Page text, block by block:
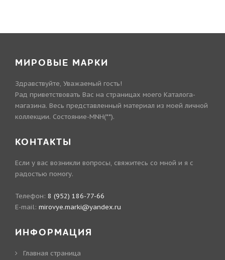
МИРОВЫЕ МАРКИ
Здравствуйте, Уважаемый гость!
Рад приветствовать Вас на страницах моего Каталога-
магазина. Весь представленный материал из моей личной
коллекции. Состояние-MNH(**).
КОНТАКТЫ
Если у вас возникли вопросы, свяжитесь со мной и я с
радостью помогу.
Телефон: 8 (952) 186-77-66
E-mail: mirovye.marki@yandex.ru
ИНФОРМАЦИЯ
Главная страница